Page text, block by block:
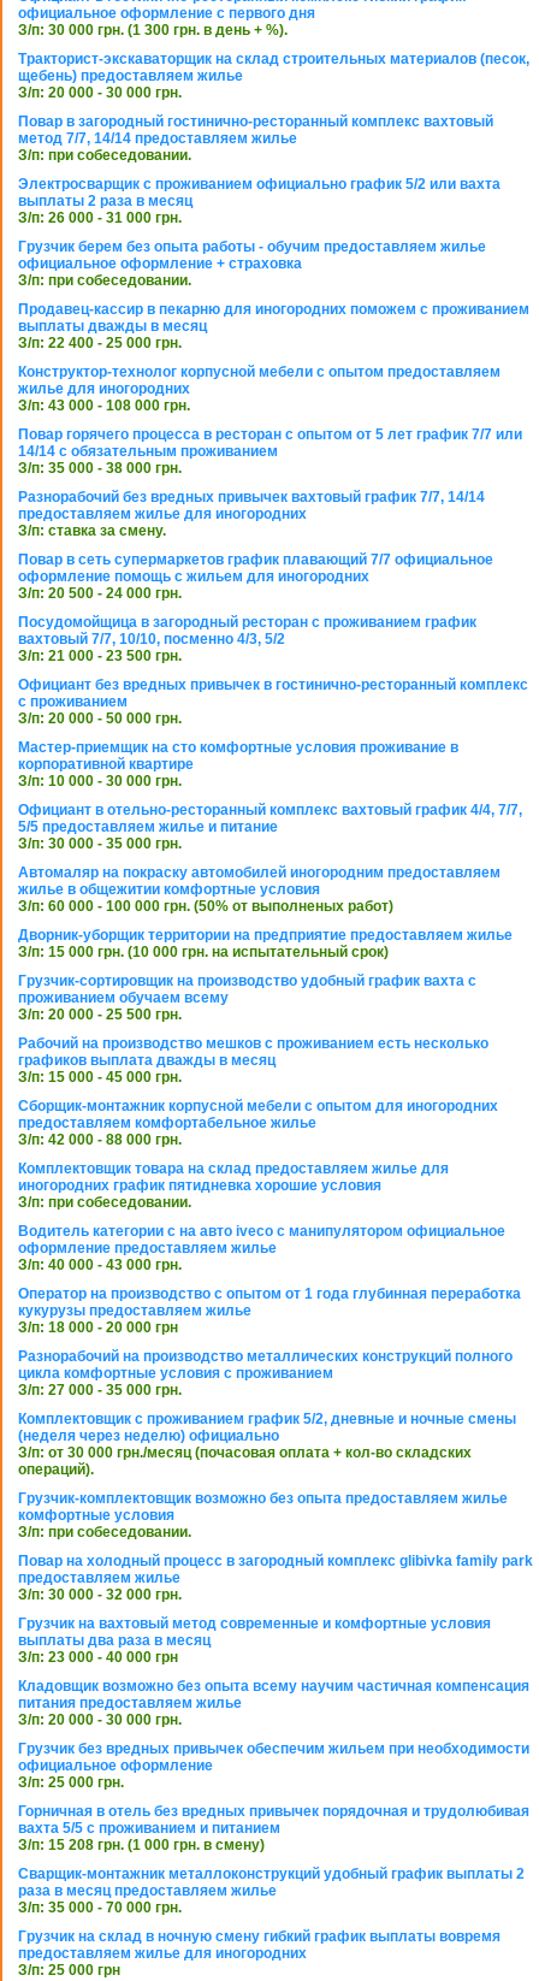
официальное оформление с первого дня
З/п: 30 000 грн. (1 300 грн. в день + %).
Тракторист-экскаваторщик на склад строительных материалов (песок,
щебень) предоставляем жилье
З/п: 20 000 - 30 000 грн.
Повар в загородный гостинично-ресторанный комплекс вахтовый
метод 7/7, 14/14 предоставляем жилье
З/п: при собеседовании.
Электросварщик с проживанием официально график 5/2 или вахта
выплаты 2 раза в месяц
З/п: 26 000 - 31 000 грн.
Грузчик берем без опыта работы - обучим предоставляем жилье
официальное оформление + страховка
З/п: при собеседовании.
Продавец-кассир в пекарню для иногородних поможем с проживанием
выплаты дважды в месяц
З/п: 22 400 - 25 000 грн.
Конструктор-технолог корпусной мебели с опытом предоставляем
жилье для иногородних
З/п: 43 000 - 108 000 грн.
Повар горячего процесса в ресторан с опытом от 5 лет график 7/7 или
14/14 с обязательным проживанием
З/п: 35 000 - 38 000 грн.
Разнорабочий без вредных привычек вахтовый график 7/7, 14/14
предоставляем жилье для иногородних
З/п: ставка за смену.
Повар в сеть супермаркетов график плавающий 7/7 официальное
оформление помощь с жильем для иногородних
З/п: 20 500 - 24 000 грн.
Посудомойщица в загородный ресторан с проживанием график
вахтовый 7/7, 10/10, посменно 4/3, 5/2
З/п: 21 000 - 23 500 грн.
Официант без вредных привычек в гостинично-ресторанный комплекс
с проживанием
З/п: 20 000 - 50 000 грн.
Мастер-приемщик на сто комфортные условия проживание в
корпоративной квартире
З/п: 10 000 - 30 000 грн.
Официант в отельно-ресторанный комплекс вахтовый график 4/4, 7/7,
5/5 предоставляем жилье и питание
З/п: 30 000 - 35 000 грн.
Автомаляр на покраску автомобилей иногородним предоставляем
жилье в общежитии комфортные условия
З/п: 60 000 - 100 000 грн. (50% от выполненых работ)
Дворник-уборщик территории на предприятие предоставляем жилье
З/п: 15 000 грн. (10 000 грн. на испытательный срок)
Грузчик-сортировщик на производство удобный график вахта с
проживанием обучаем всему
З/п: 20 000 - 25 500 грн.
Рабочий на производство мешков с проживанием есть несколько
графиков выплата дважды в месяц
З/п: 15 000 - 45 000 грн.
Сборщик-монтажник корпусной мебели с опытом для иногородних
предоставляем комфортабельное жилье
З/п: 42 000 - 88 000 грн.
Комплектовщик товара на склад предоставляем жилье для
иногородних график пятидневка хорошие условия
З/п: при собеседовании.
Водитель категории с на авто iveco с манипулятором официальное
оформление предоставляем жилье
З/п: 40 000 - 43 000 грн.
Оператор на производство с опытом от 1 года глубинная переработка
кукурузы предоставляем жилье
З/п: 18 000 - 20 000 грн
Разнорабочий на производство металлических конструкций полного
цикла комфортные условия с проживанием
З/п: 27 000 - 35 000 грн.
Комплектовщик с проживанием график 5/2, дневные и ночные смены
(неделя через неделю) официально
З/п: от 30 000 грн./месяц (почасовая оплата + кол-во складских
операций).
Грузчик-комплектовщик возможно без опыта предоставляем жилье
комфортные условия
З/п: при собеседовании.
Повар на холодный процесс в загородный комплекс glibivka family park
предоставляем жилье
З/п: 30 000 - 32 000 грн.
Грузчик на вахтовый метод современные и комфортные условия
выплаты два раза в месяц
З/п: 23 000 - 40 000 грн
Кладовщик возможно без опыта всему научим частичная компенсация
питания предоставляем жилье
З/п: 20 000 - 30 000 грн.
Грузчик без вредных привычек обеспечим жильем при необходимости
официальное оформление
З/п: 25 000 грн.
Горничная в отель без вредных привычек порядочная и трудолюбивая
вахта 5/5 с проживанием и питанием
З/п: 15 208 грн. (1 000 грн. в смену)
Сварщик-монтажник металлоконструкций удобный график выплаты 2
раза в месяц предоставляем жилье
З/п: 35 000 - 70 000 грн.
Грузчик на склад в ночную смену гибкий график выплаты вовремя
предоставляем жилье для иногородних
З/п: 25 000 грн